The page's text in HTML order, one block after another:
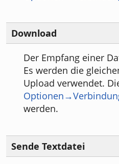
Download
Der Empfang einer
Es werden die
Upload verwendet.
werden.
Sende Textdatei